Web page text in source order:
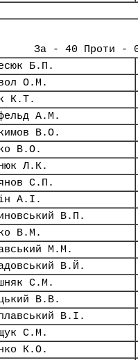
За - 40 Проти -
Б.П.
О.М.
К.Т.
А.М.
В.О.
В.О.
Л.К.
С.П.
А.І.
В.П.
В.М.
М.М.
В.Й.
С.М.
В.В.
В.І.
С.М.
К.О.